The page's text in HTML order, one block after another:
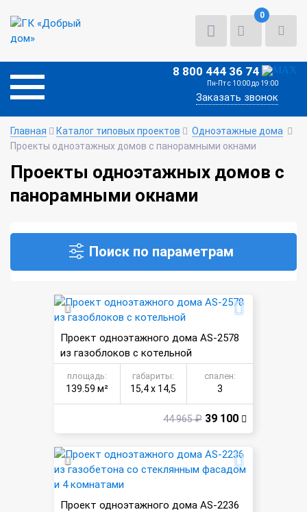
0
8 800 444 36 74
Пн-Пт с 10:00 до 19:00
Заказать звонок
Главная Каталог типовых проектов
Одноэтажные дома
Проекты одноэтажных домов с панорамными окнами
Проекты одноэтажных домов с
панорамными окнами
Поиск по параметрам
Проект одноэтажного дома AS-2578
из газоблоков с котельной
площадь:
139.59 м²
габариты:
15,4 х 14,5
спален:
3
44 965 ₽ 39 100
Проект одноэтажного дома AS-2236